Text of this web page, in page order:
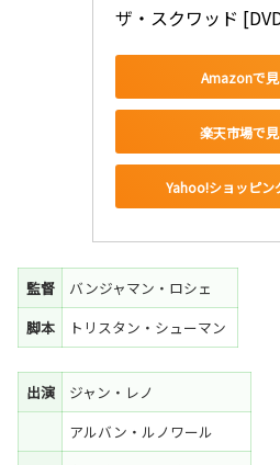
ザ・スクワッド
Amazonで
楽天市場で
Yahoo!ショッピン
監督
バンジャマン・ロシェ
脚本
トリスタン・シューマン
出演
ジャン・レノ
アルバン・ルノワール